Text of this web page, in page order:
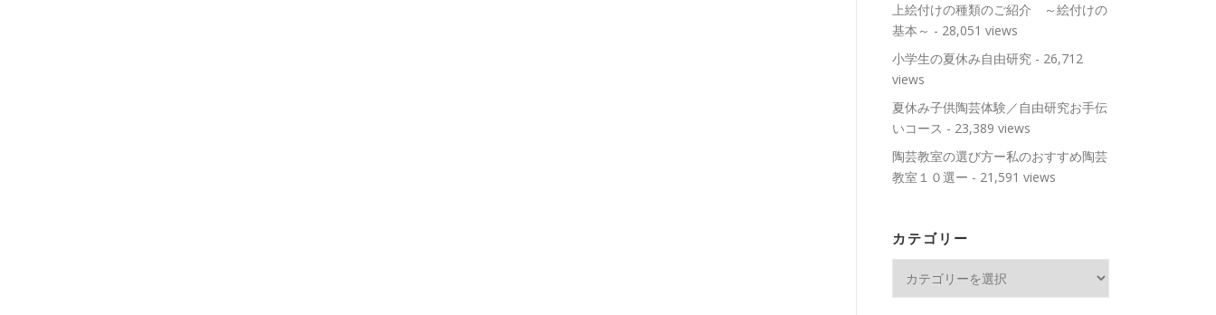
上絵付けの種類のご紹介 ～絵付けの
基本～ - 28,051 views
小学生の夏休み自由研究 - 26,712
views
夏休み子供陶芸体験／自由研究お手伝
いコース - 23,389 views
陶芸教室の選び方ー私のおすすめ陶芸
教室１０選ー - 21,591 views
カテゴリー